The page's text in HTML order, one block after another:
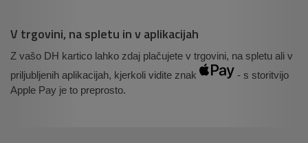
V trgovini, na spletu in v aplikacijah
Z vašo DH kartico lahko zdaj plačujete v trgovini, na spletu ali v
priljubljenih aplikacijah, kjerkoli vidite znak
- s storitvijo
Apple Pay je to preprosto.